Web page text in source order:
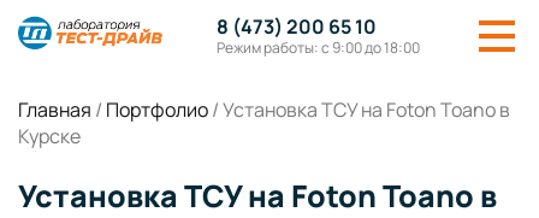
8 (473) 200 65 10
Режим работы: с 9:00 до 18:00
Главная / Портфолио/Установка ТСУ на Foton Toano в
Курске
Установка ТСУ на Foton Toano в